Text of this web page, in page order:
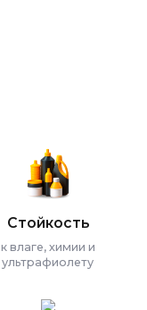
Стойкость
к влаге, химии и
ультрафиолету